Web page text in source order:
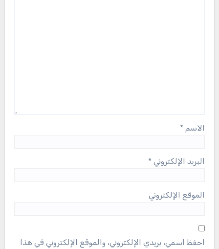
الاسم *
البريد الإلكتروني *
الموقع الإلكتروني
احفظ اسمي، بريدي الإلكتروني، والموقع الإلكتروني في هذا